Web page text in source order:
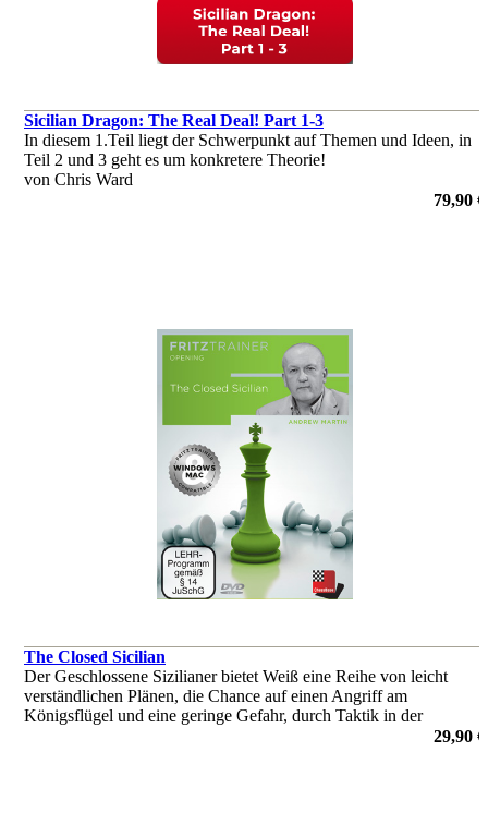
Sicilian Dragon: The Real Deal! Part 1-3
In diesem 1.Teil liegt der Schwerpunkt auf Themen und Ideen, in
Teil 2 und 3 geht es um konkretere Theorie!
von Chris Ward
79,90 €
The Closed Sicilian
Der Geschlossene Sizilianer bietet Weiß eine Reihe von leicht
verständlichen Plänen, die Chance auf einen Angriff am
Königsflügel und eine geringe Gefahr, durch Taktik in der
29,90 €